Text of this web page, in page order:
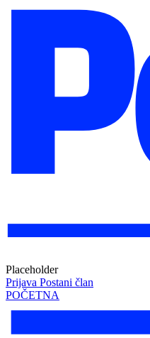
Placeholder
Prijava Postani član
POČETNA